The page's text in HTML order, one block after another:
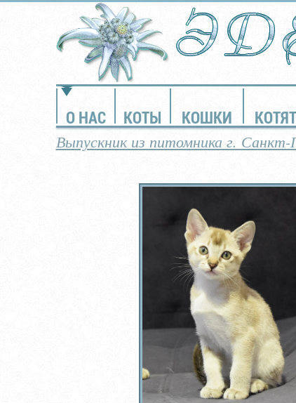
О НАС КОТЫ КОШКИ
Выпускник из питомника г. Санкт-